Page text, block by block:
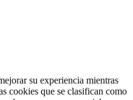
su experiencia mientras
cookies que se clasifican como